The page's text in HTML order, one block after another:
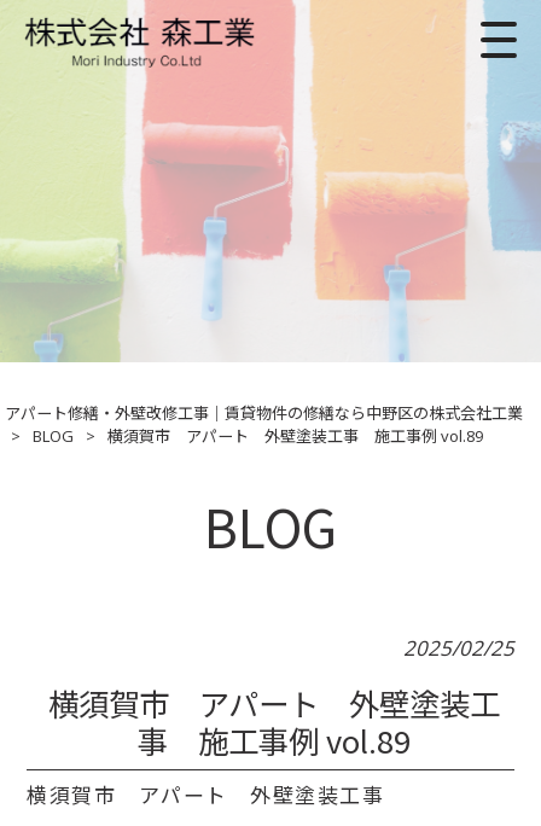
アパート修繕・外壁改修工事｜賃貸物件の修繕なら中野区の株式会社工業
>
BLOG > 横須賀市 アパート 外壁塗装工事 施工事例 vol.89
BLOG
2025/02/25
横須賀市 アパート 外壁塗装工
事 施工事例 vol.89
横須賀市 アパート 外壁塗装工事